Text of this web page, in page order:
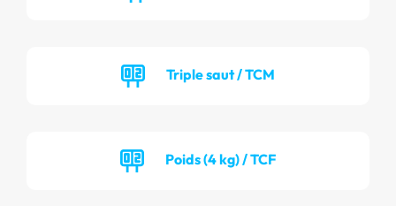
Triple saut / TCM
Poids (4 kg) / TCF